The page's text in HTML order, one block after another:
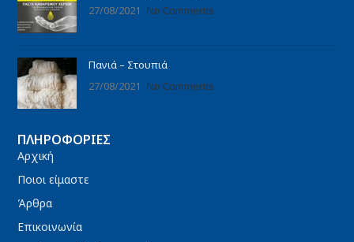
27/08/2021
No Comments
Πανιά – Στουπιά
27/08/2021
No Comments
ΠΛΗΡΟΦΟΡΊΕΣ
Αρχική
Ποιοι είμαστε
Άρθρα
Επικοινωνία